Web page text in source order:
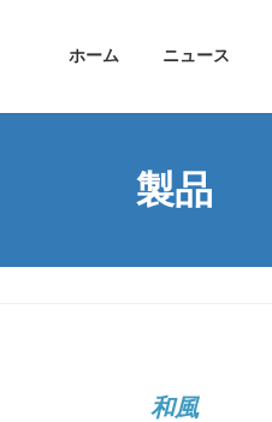
ホーム ニュース
製品
和風